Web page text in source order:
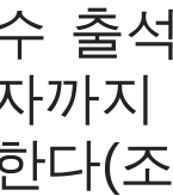
출
까
다(